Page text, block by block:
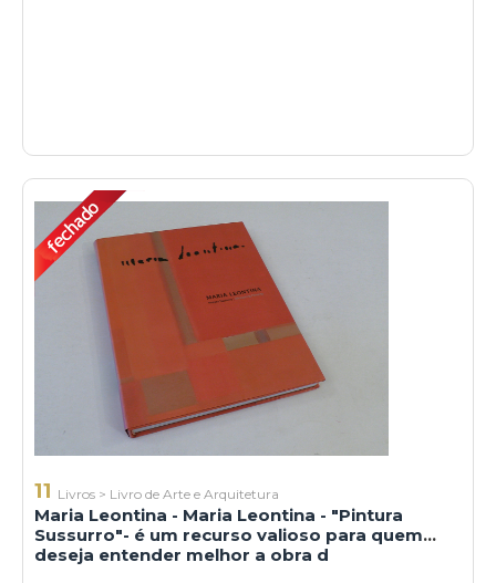
11 Livros > Livro de Arte e Arquitetura
Maria Leontina - Maria Leontina - "Pintura
Sussurro"- é um recurso valioso para quem
deseja entender melhor a obra d